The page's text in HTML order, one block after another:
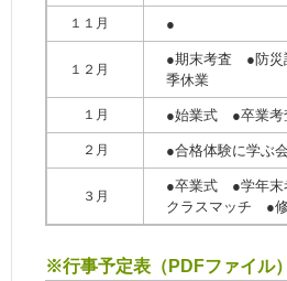
１１月 ●
１２月
●期末考査 ●防
季休業
１月 ●始業式 ●卒業考
２月 ●合格体験に学ぶ
３月
●卒業式 ●学年
クラスマッチ ●
※行事予定表（PDFファイル）